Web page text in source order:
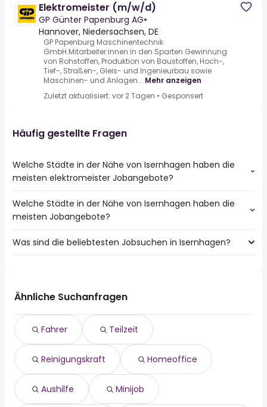
Elektromeister (m/w/d)
GP Günter Papenburg AG•
Hannover, Niedersachsen, DE
GP Papenburg Maschinentechnik
GmbH.Mitarbeiter:innen in den Sparten Gewinnung
von Rohstoffen, Produktion von Baustoffen, Hoch-,
Tief-, Straßen-, Gleis- und Ingenieurbau sowie
Maschinen- und Anlagen... Mehr anzeigen
Zuletzt aktualisiert: vor 2 Tagen • Gesponsert
Häufig gestellte Fragen
Welche Städte in der Nähe von Isernhagen haben die
meisten elektromeister Jobangebote?
Städte in der Nähe von Isernhagen mit den meisten
elektromeister Jobs:
Garbsen
Welche Städte in der Nähe von Isernhagen haben die
meisten Jobangebote?
10 Städte in der Nähe von Isernhagen mit den meisten
Garbsen
Lehrte
Seelze
Wedemark
Ronnenberg
Sehnde
Was sind die beliebtesten Jobsuchen in Isernhagen?
teilzeit
aushilfe
minijob
product owner
key account manager
quality assistant
geschäftsführer
Ähnliche Suchanfragen
Fahrer Teilzeit
Reinigungskraft Homeoffice
Aushilfe Minijob